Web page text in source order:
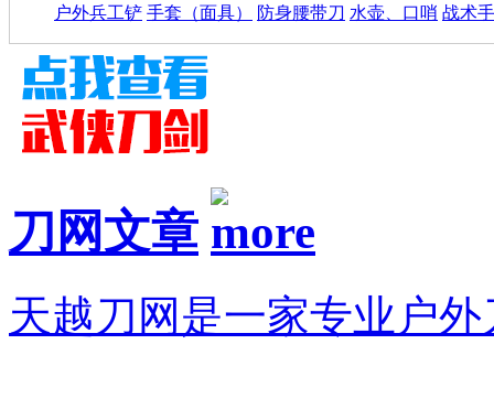
户外兵工铲 手套（面具） 防身腰带刀 水壶、口哨 战术
刀网文章
天越刀网是一家专业户